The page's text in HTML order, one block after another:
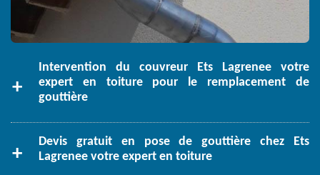
Intervention du couvreur Ets Lagrenee votre
expert en toiture pour le remplacement de
gouttière
Devis gratuit en pose de gouttière chez Ets
Lagrenee votre expert en toiture